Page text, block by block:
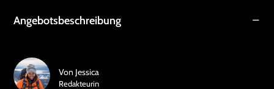
Angebotsbeschreibung
Von Jessica
Redakteurin